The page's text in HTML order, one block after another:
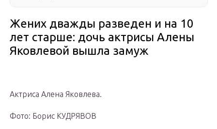
Жених дважды разведен и на 10
лет старше: дочь актрисы Алены
Яковлевой вышла замуж
Актриса Алена Яковлева.
Фото: Борис КУДРЯВОВ